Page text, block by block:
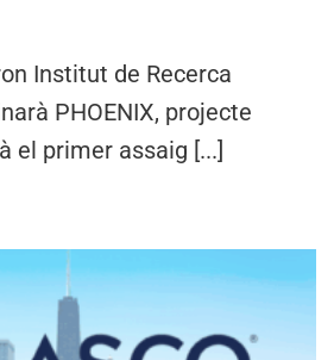
Institut de Recerca
PHOENIX, projecte
el primer assaig [...]